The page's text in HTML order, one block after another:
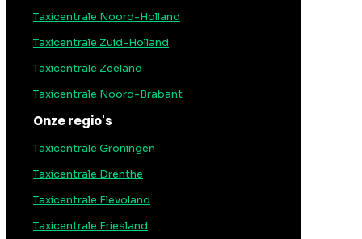
Taxicentrale Noord-Holland
Taxicentrale Zuid-Holland
Taxicentrale Zeeland
Taxicentrale Noord-Brabant
Onze regio's
Taxicentrale Groningen
Taxicentrale Drenthe
Taxicentrale Flevoland
Taxicentrale Friesland